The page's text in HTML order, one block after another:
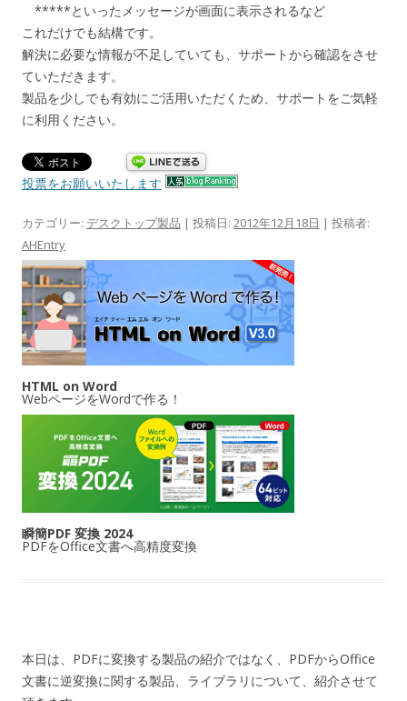
*****といったメッセージが画面に表示されるなど
これだけでも結構です。
解決に必要な情報が不足していても、サポートから確認をさせ
ていただきます。
製品を少しでも有効にご活用いただくため、サポートをご気軽
に利用ください。
投票をお願いいたします
カテゴリー: デスクトップ製品 | 投稿日: 2012年12月18日 | 投稿者:
AHEntry
HTML on Word
WebページをWordで作る！
瞬簡PDF 変換 2024
PDFをOffice文書へ高精度変換
本日は、PDFに変換する製品の紹介ではなく、PDFからOffice
文書に逆変換に関する製品、ライブラリについて、紹介させて